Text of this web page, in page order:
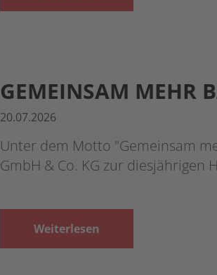
GEMEINSAM MEHR
20.07.2026
Unter dem Motto "Gemeinsam
GmbH & Co. KG zur diesjährigen
Weiterlesen